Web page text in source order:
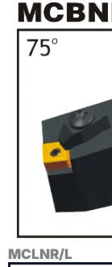
MCLNR/L